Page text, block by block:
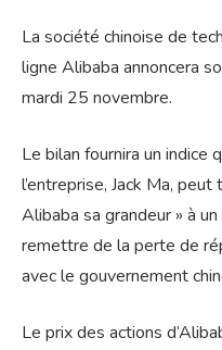
La société chinoise de
ligne Alibaba annoncera
mardi 25 novembre.
Le bilan fournira un indice
l’entreprise, Jack Ma,
Alibaba sa grandeur » à
remettre de la perte de
avec le gouvernement
Le prix des actions